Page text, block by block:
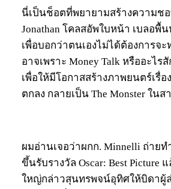
นี่เป็นช็อตที่พยายามสร้างความช
Jonathan โคลสอัพใบหน้า เบลอพื้
เพื่อบอกว่าตนเองไม่ได้ต้องการจ
อาจเพราะ Money Talk หรืออะไร
เพื่อให้มีโอกาสสร้างภาพยนตร์เรื่อ
ตกลง กลายเป็น The Monster ในส
ผมอ่านเจอว่าผกก. Minnelli ถ่ายท
ขึ้นรับรางวัล Oscar: Best Picture
ใหญ่กล่าวสุนทรพจน์อุทิศให้บิดาผู้